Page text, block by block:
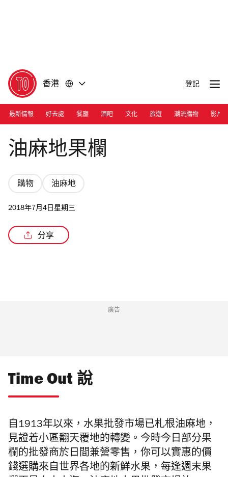
香港 登記
最新情報 好去處 餐廳 酒吧 文化 旅遊 潮流購物 影片
Photograph: Nicholas Wong
油麻地果欄
購物 油麻地
2018年7月4日星期三
分享
廣告
Time Out 說
自1913年以來，水果批發市場已札根油麻地，
見證着小區翻天覆地的轉變。今時今日 部分果
欄的批發商於日間兼營零售，你可以實惠的價
錢選購來自世界各地的新鮮水果，每逢週末果